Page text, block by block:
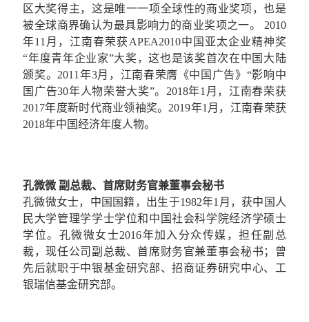
区大奖得主，这是唯一一项全球性的商业奖项，也是
被全球商界确认为最具影响力的商业奖项之一。 2010
年11月，江南春荣获APEA2010中国亚太企业精神奖
“年度青年企业家”大奖，这也是该奖首次在中国大陆
颁奖。2011年3月，江南春荣膺《中国广告》“影响中
国广告30年人物荣誉大奖”。2018年1月，江南春荣获
2017年度新时代商业领袖奖。2019年1月，江南春荣获
2018年中国经济年度人物。
孔微微 副总裁、首席财务官兼董事会秘书
孔微微女士，中国国籍，出生于1982年1月，获中国人
民大学管理学学士学位和中国社会科学院经济学硕士
学位。孔微微女士2016年加入分众传媒，担任副总
裁，现任公司副总裁、首席财务官兼董事会秘书；曾
先后就职于中银基金研究部、招商证券研究中心、工
银瑞信基金研究部。